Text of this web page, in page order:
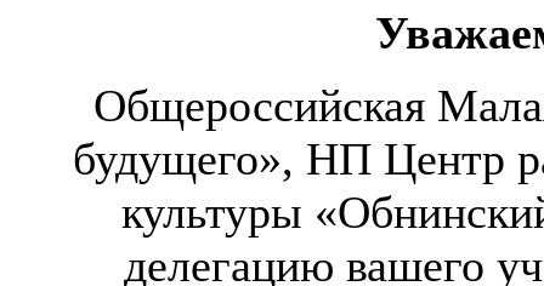
Общероссийская
будущего», НП Центр
культуры
делегацию вашего